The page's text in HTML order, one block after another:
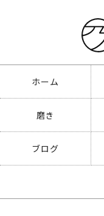
ホーム
磨き
ブログ